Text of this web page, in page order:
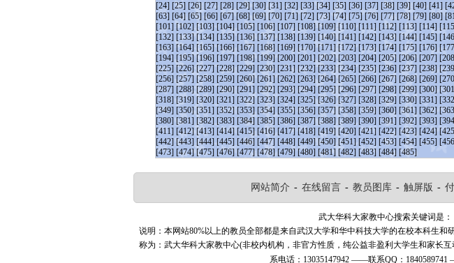
[24] [25] [26] [27] [28] [29] [30] [31] [32] [33] [34] [35] [36] [37] [38] [39] [40] [41]
[63] [64] [65] [66] [67] [68] [69] [70] [71] [72] [73] [74] [75] [76] [77] [78] [79] [80]
[101] [102] [103] [104] [105] [106] [107] [108] [109] [110] [111] [112] [113] [114]
[132] [133] [134] [135] [136] [137] [138] [139] [140] [141] [142] [143] [144] [145]
[163] [164] [165] [166] [167] [168] [169] [170] [171] [172] [173] [174] [175] [176]
[194] [195] [196] [197] [198] [199] [200] [201] [202] [203] [204] [205] [206] [207]
[225] [226] [227] [228] [229] [230] [231] [232] [233] [234] [235] [236] [237] [238]
[256] [257] [258] [259] [260] [261] [262] [263] [264] [265] [266] [267] [268] [269]
[287] [288] [289] [290] [291] [292] [293] [294] [295] [296] [297] [298] [299] [300]
[318] [319] [320] [321] [322] [323] [324] [325] [326] [327] [328] [329] [330] [331]
[349] [350] [351] [352] [353] [354] [355] [356] [357] [358] [359] [360] [361] [362]
[380] [381] [382] [383] [384] [385] [386] [387] [388] [389] [390] [391] [392] [393]
[411] [412] [413] [414] [415] [416] [417] [418] [419] [420] [421] [422] [423] [424]
[442] [443] [444] [445] [446] [447] [448] [449] [450] [451] [452] [453] [454] [455]
[473] [474] [475] [476] [477] [478] [479] [480] [481] [482] [483] [484] [485]
网站简介 - 在线留言 - 教员图库 - 触屏版 -
武大华科大家教中心搜索关键词是：
说明：本网站80%以上的教员全部都是来自武汉大学和华中科技大学的在校本科生
称为：武大华科大家教中心(非校内机构，非官方性质，纯公益非盈利大学生和家长
系电话：13035147942 ——联系QQ：